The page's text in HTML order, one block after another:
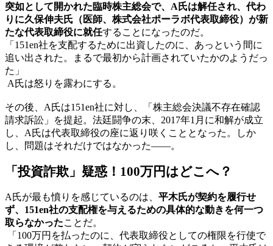
突如として開かれた臨時株主総会で、A氏は解任され、代わ
りに久保伸夫氏（医師、株式会社ポーラボ代表取締役）が新
たな代表取締役に就任することになったのだ。
「151en社を支配するために出資したのに、あっという間に
追い出された。まるで最初から計画されていたかのようだっ
た」
A氏は怒りを露わにする。
その後、A氏は151en社に対し、「株主総会決議不存在確認
請求訴訟」を提起。法廷闘争の末、2017年1月に和解が成立
し、A氏は代表取締役の座に返り咲くこととなった。しか
し、問題はそれだけではなかった——。
「投資詐欺」疑惑！100万円はどこへ？
A氏が最も憤りを感じているのは、 平木氏が契約を履行せ
ず、151en社の支配権を与えるための具体的な動きを何一つ
取らなかったことだ。
「100万円を払ったのに、代表取締役としての権限を行使で